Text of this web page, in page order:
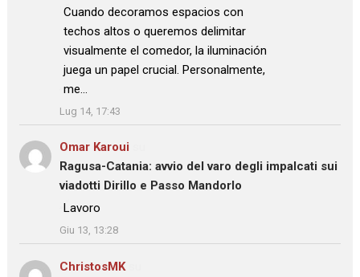
: “
Cuando decoramos espacios con
techos altos o queremos delimitar
visualmente el comedor, la iluminación
juega un papel crucial. Personalmente,
me…
”
Lug 14, 17:43
Omar Karoui
Ragusa-Catania: avvio del varo degli impalcati sui
viadotti Dirillo e Passo Mandorlo
: “Lavoro
”
Giu 13, 13:28
ChristosMKsu